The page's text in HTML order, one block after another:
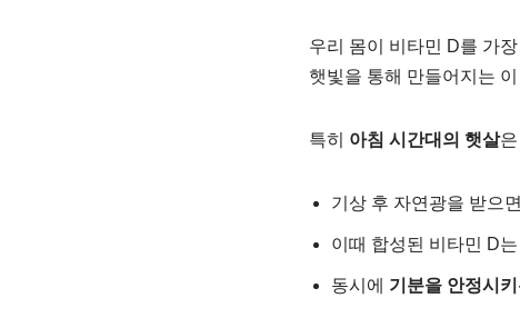
우리 몸이 비타민 D를 가
햇빛을 통해 만들어지는
특히 아침 시간대의 햇살
기상 후 자연광을 받으면
이때 합성된 비타민 D는
동시에 기분을 안정시